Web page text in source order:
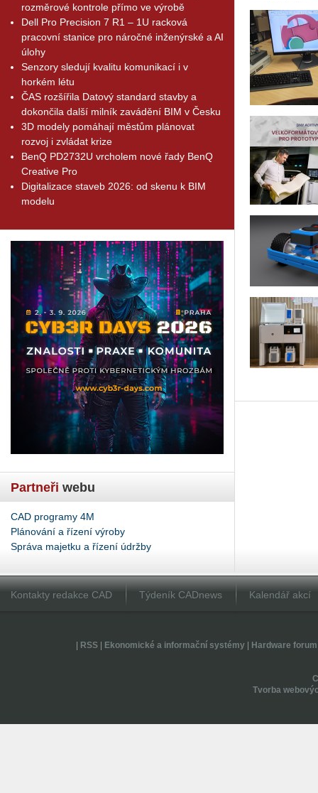
rozměrové kontrole přímo ve výrobě
Dell Pro Precision 7 R1 – 1U racková
pracovní stanice pro náročné inženýrské a AI
úlohy
Senzory sledují kvalitu komunikací i v
horkém létu
ČAS rozšířila Datový standard stavby a
dokončila další milník zavádění BIM v Česku
3D modely pomáhají městům plánovat
rozvoj i zvládat krize
BenQ PD2732U vrcholem nové řady BenQ
Creative Pro
Digitalizace staveb 2026: od skenu k BIM
modelu
Partneři webu
CAD programy 4M
Plánování a řízení výroby
Správa majetku a řízení údržby
Kontakty redakce CAD Týdeník CADnews Kalendář akcí
RSS| Ekonomické a informační systémy| Hardware forum
Tvorba